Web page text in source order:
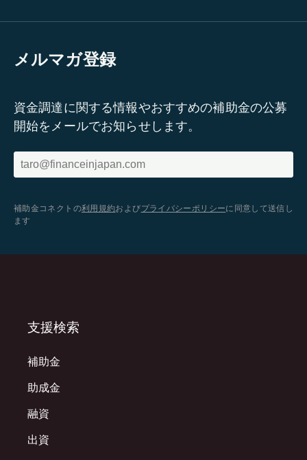
メルマガ登録
資金調達に関する情報やおすすめの補助金の公募
開始をメールでお知らせします。
補助金コネクトの利用規約およびプライバシーポリシーに同意して送信し
ます
支援検索
補助金
助成金
融資
出資